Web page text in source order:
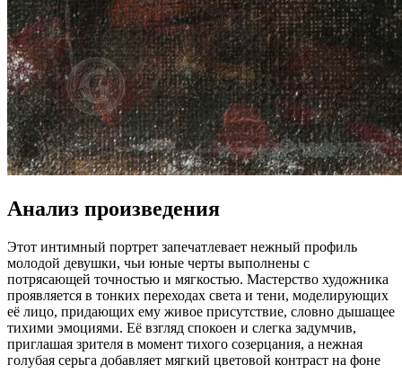
Анализ произведения
Этот интимный портрет запечатлевает нежный профиль
молодой девушки, чьи юные черты выполнены с
потрясающей точностью и мягкостью. Мастерство художника
проявляется в тонких переходах света и тени, моделирующих
её лицо, придающих ему живое присутствие, словно дышащее
тихими эмоциями. Её взгляд спокоен и слегка задумчив,
приглашая зрителя в момент тихого созерцания, а нежная
голубая серьга добавляет мягкий цветовой контраст на фоне